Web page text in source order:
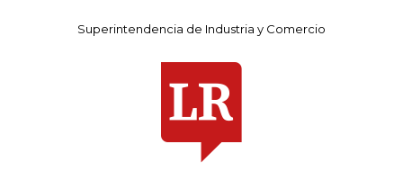
Superintendencia de Industria y Comercio